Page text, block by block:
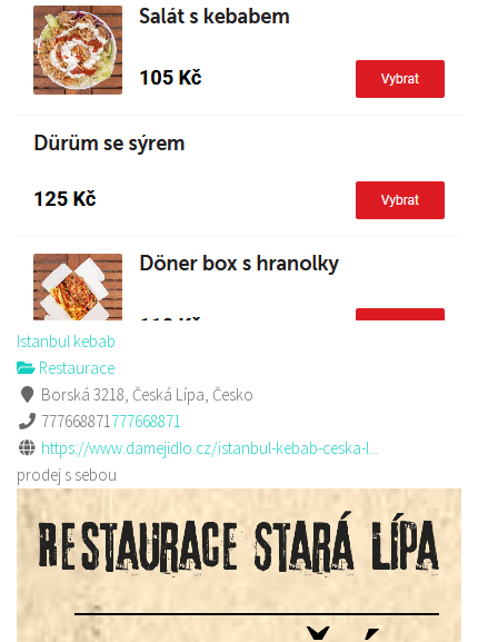
Istanbul kebab
Restaurace
Borská 3218, Česká Lípa, Česko
777668871777668871
https://www.damejidlo.cz/istanbul-kebab-ceska-l...
prodej s sebou